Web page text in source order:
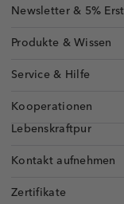
Produkte & Wissen
Service & Hilfe
Kooperationen
Lebenskraftpur
Kontakt aufnehmen
Zertifikate
Newsletter & 5%